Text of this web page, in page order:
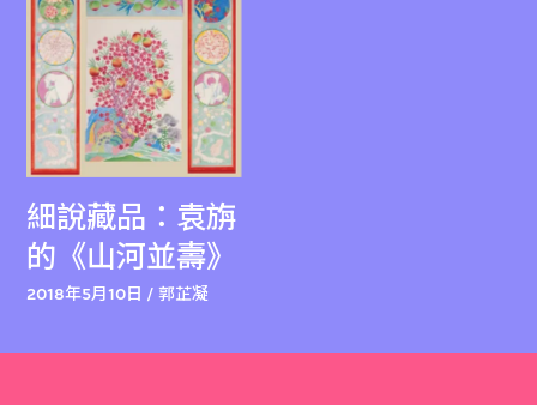
細說藏品：袁旃
的《山河並壽》
2018年5月10日 / 郭芷凝